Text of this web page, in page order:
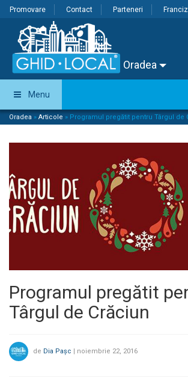
Promovare Contact Parteneri
Oradea
Menu
Oradea » Articole » Programul pregătit pentru Târgul de
Programul pregătit
Târgul de Crăciun
de Dia Pașc | noiembrie 22, 2016